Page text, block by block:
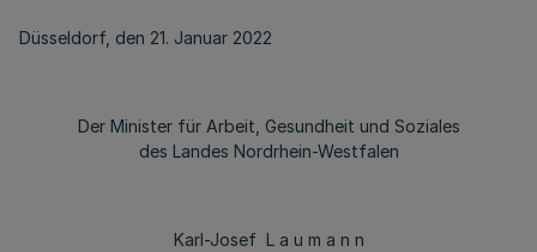
Düsseldorf, den 21. Januar 2022
Der Minister für Arbeit, Gesundheit und Soziales
des Landes Nordrhein-Westfalen
Karl-Josef L a u m a n n